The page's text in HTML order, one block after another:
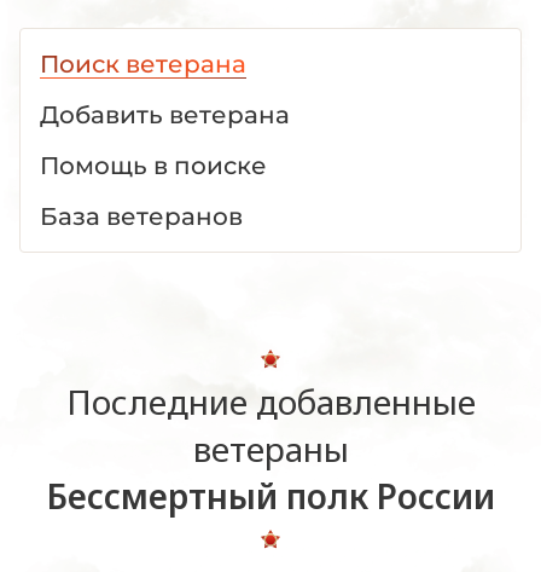
Поиск ветерана
Добавить ветерана
Помощь в поиске
База ветеранов
Последние добавленные
ветераны
Бессмертный полк России